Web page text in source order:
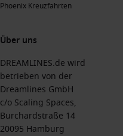
Phoenix Kreuzfahrten
Über uns
DREAMLINES.de wird
betrieben von der
Dreamlines GmbH
c/o Scaling Spaces,
Burchardstraße 14
20095 Hamburg